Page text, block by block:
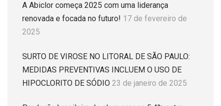
A Abiclor começa 2025 com uma liderança
renovada e focada no futuro! 17 de fevereiro de
2025
SURTO DE VIROSE NO LITORAL DE SÃO PAULO:
MEDIDAS PREVENTIVAS INCLUEM O USO DE
HIPOCLORITO DE SÓDIO 23 de janeiro de 2025